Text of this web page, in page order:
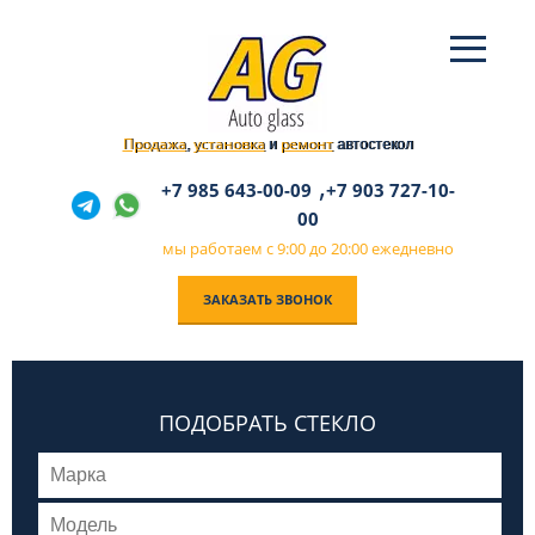
Продажа,установкаи ремонтавтостекол
+7 985 643-00-09 ,+7 903 727-10-
00
мы работаем с 9:00 до 20:00 ежедневно
ЗАКАЗАТЬ ЗВОНОК
ПОДОБРАТЬ СТЕКЛО